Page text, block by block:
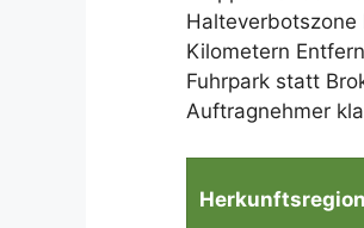
Halteverbotszone
Kilometern
Fuhrpark statt
Auftragnehmer
Herkunftsregion